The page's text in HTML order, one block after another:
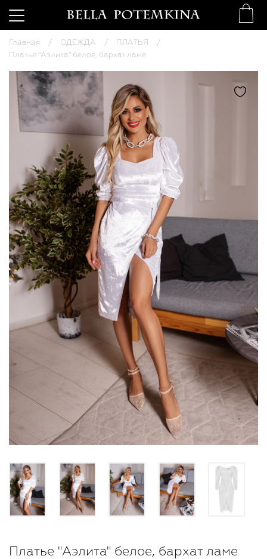
Главная ОДЕЖДА
ПЛАТЬЯ
Платье "Аэлита" белое, бархат ламе
Платье "Аэлита" белое, бархат ламе